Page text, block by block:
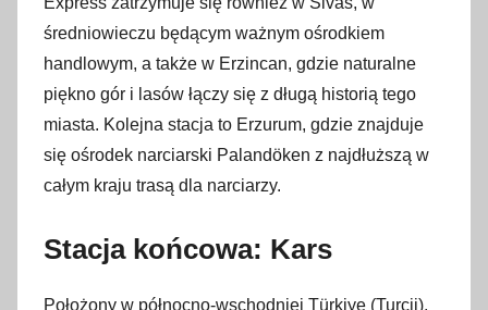
średniowieczu będącym ważnym ośrodkiem
handlowym, a także w Erzincan, gdzie naturalne
piękno gór i lasów łączy się z długą historią tego
miasta. Kolejna stacja to Erzurum, gdzie znajduje
się ośrodek narciarski Palandöken z najdłuższą w
całym kraju trasą dla narciarzy.
Stacja końcowa: Kars
Położony w północno-wschodniej Türkiye (Turcji),